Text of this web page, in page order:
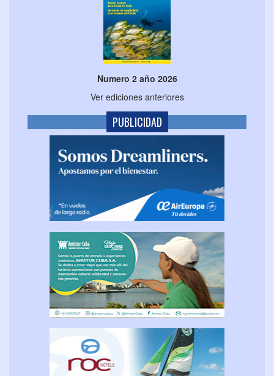
Numero 2 año 2026
Ver ediciones anteriores
PUBLICIDAD